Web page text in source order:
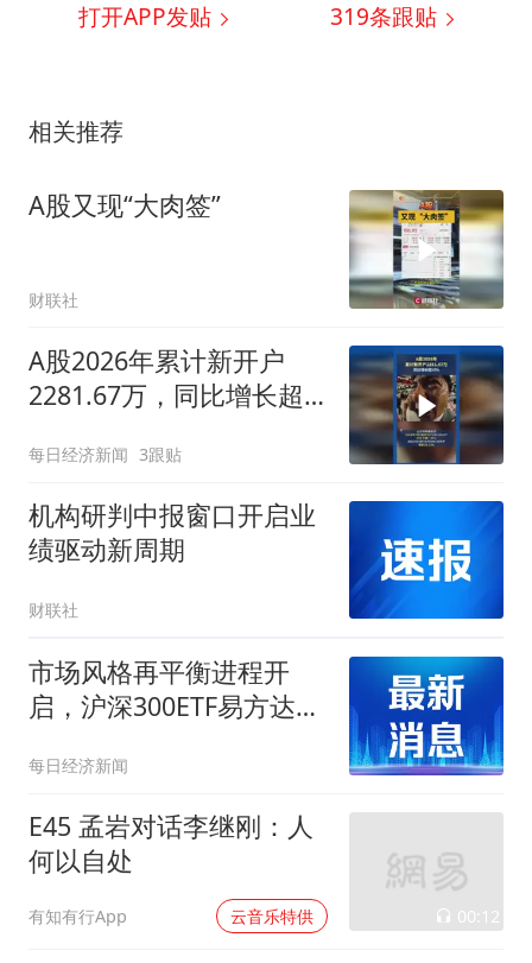
打开APP发贴 319条跟贴
相关推荐
A股又现“大肉签”
财联社
A股2026年累计新开户
2281.67万，同比增长超
每日经济新闻 3跟贴
机构研判中报窗口开启业
绩驱动新周期
财联社
市场风格再平衡进程开
启，沪深300ETF易方达
方达（159361）助力布局
A股核心资产
每日经济新闻
E45 孟岩对话李继刚：人
何以自处
有知有行App 云音乐特供 00:12